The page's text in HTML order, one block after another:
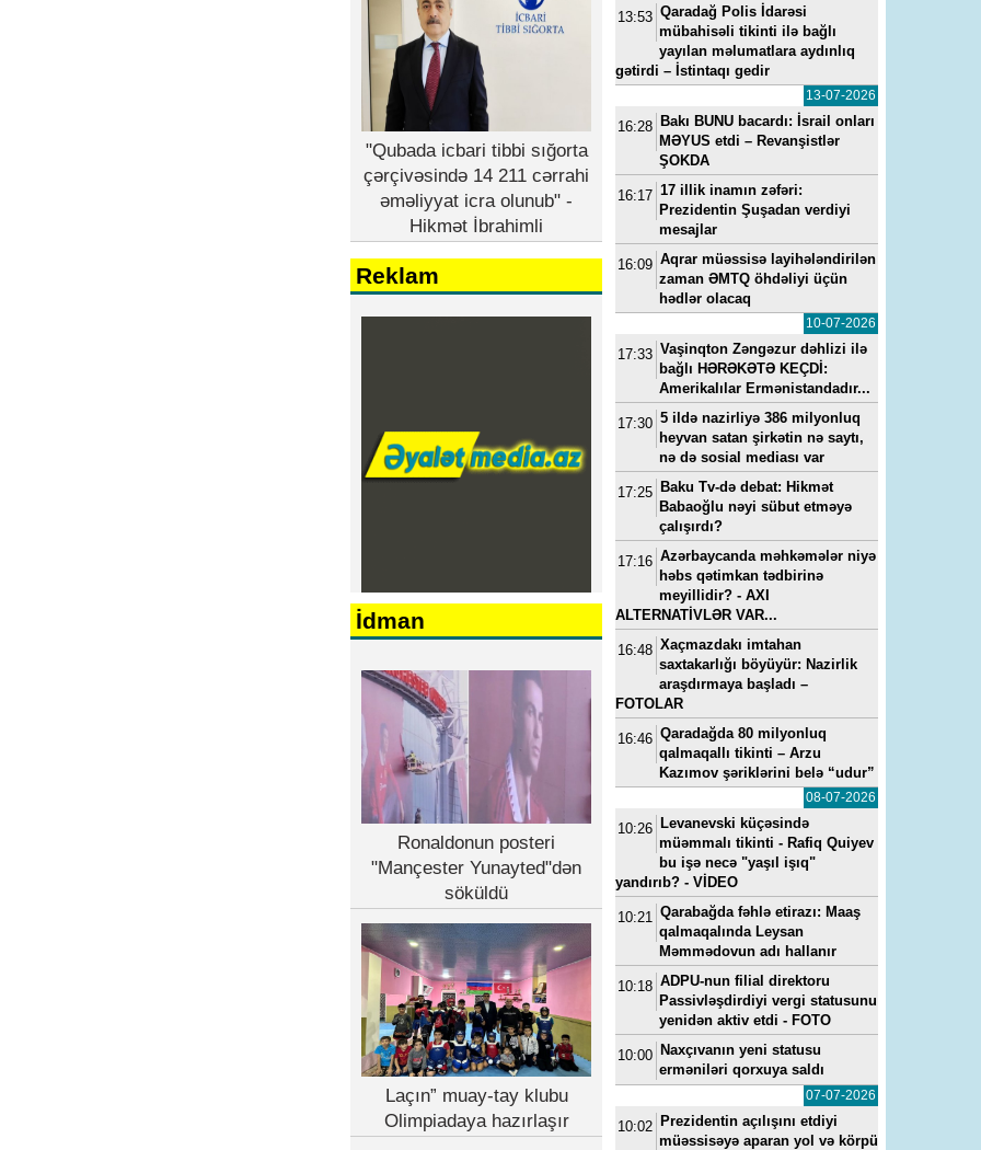
"Qubada icbari tibbi sığorta
çərçivəsində 14 211 cərrahi
əməliyyat icra olunub" -
Hikmət İbrahimli
Reklam
İdman
Ronaldonun posteri
"Mançester Yunayted"dən
söküldü
Laçın” muay-tay klubu
Olimpiadaya hazırlaşır
13:53 Qaradağ Polis İdarəsi
mübahisəli tikinti ilə bağlı
yayılan məlumatlara aydınlıq
gətirdi – İstintaqı gedir
13-07-2026
16:28 Bakı BUNU bacardı: İsrail onları
MƏYUS etdi – Revanşistlər
ŞOKDA
16:17 17 illik inamın zəfəri:
Prezidentin Şuşadan verdiyi
mesajlar
16:09 Aqrar müəssisə layihələndirilən
zaman ƏMTQ öhdəliyi üçün
hədlər olacaq
10-07-2026
17:33 Vaşinqton Zəngəzur dəhlizi ilə
bağlı HƏRƏKƏTƏ KEÇDİ:
Amerikalılar Ermənistandadır...
17:30 5 ildə nazirliyə 386 milyonluq
heyvan satan şirkətin nə saytı,
nə də sosial mediası var
17:25 Baku Tv-də debat: Hikmət
Babaoğlu nəyi sübut etməyə
çalışırdı?
17:16 Azərbaycanda məhkəmələr niyə
həbs qətimkan tədbirinə
meyillidir? - AXI
ALTERNATİVLƏR VAR...
16:48 Xaçmazdakı imtahan
saxtakarlığı böyüyür: Nazirlik
araşdırmaya başladı –
FOTOLAR
16:46 Qaradağda 80 milyonluq
qalmaqallı tikinti – Arzu
Kazımov şəriklərini belə “udur”
08-07-2026
10:26 Levanevski küçəsində
müəmmalı tikinti - Rafiq Quiyev
bu işə necə "yaşıl işıq"
yandırıb? - VİDEO
10:21 Qarabağda fəhlə etirazı: Maaş
qalmaqalında Leysan
Məmmədovun adı hallanır
10:18 ADPU-nun filial direktoru
Passivləşdirdiyi vergi statusunu
yenidən aktiv etdi - FOTO
10:00 Naxçıvanın yeni statusu
erməniləri qorxuya saldı
07-07-2026
10:02 Prezidentin açılışını etdiyi
müəssisəyə aparan yol və körpü